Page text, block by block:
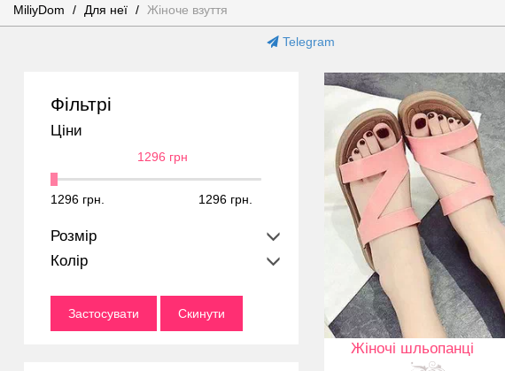
MiliyDom Для неї Жіноче взуття
Telegram
Фільтрі
Ціни
1296 грн
1296 грн. 1296 грн.
Розмір
Колір
Застосувати Скинути
Жіночі шльопанці